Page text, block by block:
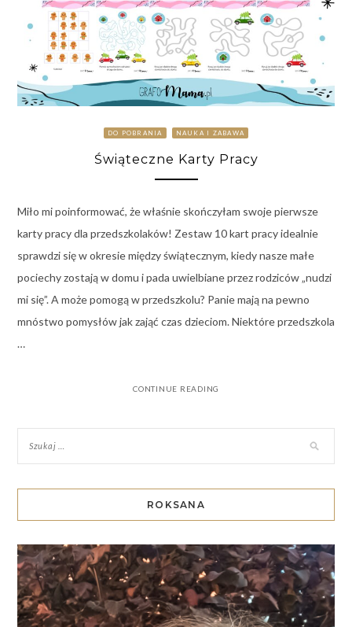
DO POBRANIA NAUKA I ZABAWA
Świąteczne Karty Pracy
Miło mi poinformować, że właśnie skończyłam swoje pierwsze
karty pracy dla przedszkolaków! Zestaw 10 kart pracy idealnie
sprawdzi się w okresie między świątecznym, kiedy nasze małe
pociechy zostają w domu i pada uwielbiane przez rodziców „nudzi
mi się”. A może pomogą w przedszkolu? Panie mają na pewno
mnóstwo pomysłów jak zająć czas dzieciom. Niektóre przedszkola
…
CONTINUE READING
ROKSANA